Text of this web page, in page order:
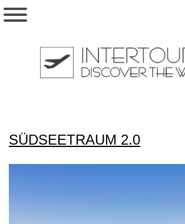
SÜDSEETRAUM 2.0